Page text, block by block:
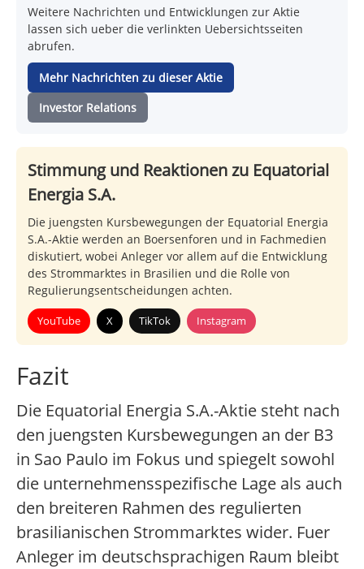
Weitere Nachrichten und Entwicklungen zur Aktie
lassen sich ueber die verlinkten Uebersichtsseiten
abrufen.
Mehr Nachrichten zu dieser Aktie
Investor Relations
Stimmung und Reaktionen zu Equatorial
Energia S.A.
Die juengsten Kursbewegungen der Equatorial Energia
S.A.-Aktie werden an Boersenforen und in Fachmedien
diskutiert, wobei Anleger vor allem auf die Entwicklung
des Strommarktes in Brasilien und die Rolle von
Regulierungsentscheidungen achten.
YouTube X TikTok Instagram
Fazit
Die Equatorial Energia S.A.-Aktie steht nach
den juengsten Kursbewegungen an der B3
in Sao Paulo im Fokus und spiegelt sowohl
die unternehmensspezifische Lage als auch
den breiteren Rahmen des regulierten
brasilianischen Strommarktes wider. Fuer
Anleger im deutschsprachigen Raum bleibt